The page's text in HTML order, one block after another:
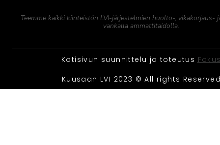
Teemme kaikki kiinteistön LVI-järjestelmien huolto-, vikakorjaus-
vankalla ammattitaidolla.
Kotisivun suunnittelu ja toteutus
Kuusaan LVI 2023 © All rights